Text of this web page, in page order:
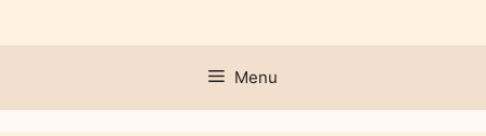
Menu